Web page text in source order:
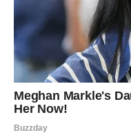
priliku za put, posao,
ili preokret koji ga vodi
Ali ključ je: Strelac
Sudbina mu daje